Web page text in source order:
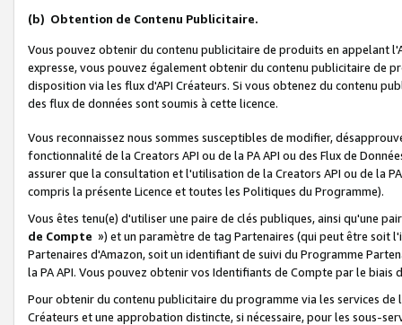
(b) Obtention de Contenu Publicitaire.
Vous pouvez obtenir du contenu publicitaire de produits en appelant
expresse, vous pouvez également obtenir du contenu publicitaire de
disposition via les flux d'API Créateurs. Si vous obtenez du contenu
des flux de données sont soumis à cette licence.
Vous reconnaissez nous sommes susceptibles de modifier,
fonctionnalité de la Creators API ou de la PA API ou des Flux de
assurer que la consultation et l'utilisation de la Creators API ou de la
compris la présente Licence et toutes les Politiques du Programme).
Vous êtes tenu(e) d'utiliser une paire de clés publiques, ainsi qu'une
de Compte ») et un paramètre de tag Partenaires (qui peut être soit
Partenaires d'Amazon, soit un identifiant de suivi du Programme
la PA API. Vous pouvez obtenir vos Identifiants de Compte par le biais
Pour obtenir du contenu publicitaire du programme via les services
Créateurs et une approbation distincte, si nécessaire, pour les sous-